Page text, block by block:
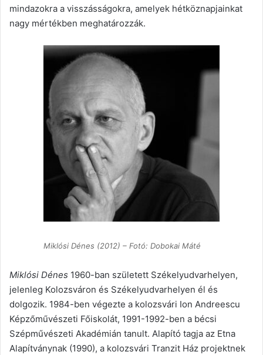
mindazokra a visszásságokra, amelyek hétköznapjainkat
nagy mértékben meghatározzák.
Miklósi Dénes (2012) – Fotó: Dobokai Máté
Miklósi Dénes 1960-ban született Székelyudvarhelyen,
jelenleg Kolozsváron és Székelyudvarhelyen él és
dolgozik. 1984-ben végezte a kolozsvári Ion Andreescu
Képzőművészeti Főiskolát, 1991-1992-ben a bécsi
Szépművészeti Akadémián tanult. Alapító tagja az Etna
Alapítványnak (1990), a kolozsvári Tranzit Ház projektnek